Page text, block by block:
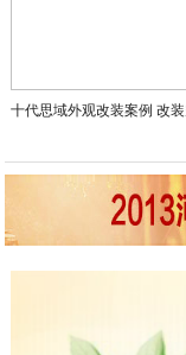
十代思域外观改装案例 改